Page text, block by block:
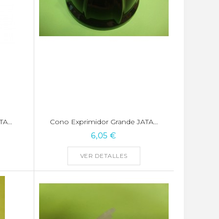
Cono Exprimidor Grande JATA...
6,05 €
VER DETALLES